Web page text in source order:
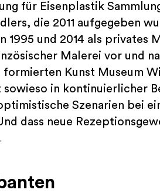
für Eisenplastik
die 2011 aufgegeben
1995 und 2014 als privates
Malerei vor und
formierten Kunst Museum
sowieso in kontinuierlicher
Szenarien bei
dass neue